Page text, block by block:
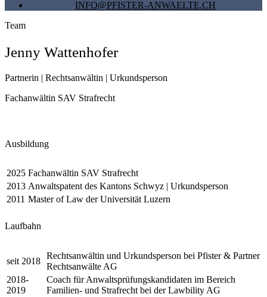
INFO@PFISTER-ANWAELTE.CH
Team
Jenny Wattenhofer
Partnerin | Rechtsanwältin | Urkundsperson
Fachanwältin SAV Strafrecht
Ausbildung
2025 Fachanwältin SAV Strafrecht
2013 Anwaltspatent des Kantons Schwyz | Urkundsperson
2011 Master of Law der Universität Luzern
Laufbahn
seit 2018
Rechtsanwältin und Urkundsperson bei Pfister & Partner
Rechtsanwälte AG
2018-
2019
Coach für Anwaltsprüfungskandidaten im Bereich
Familien- und Strafrecht bei der Lawbility AG